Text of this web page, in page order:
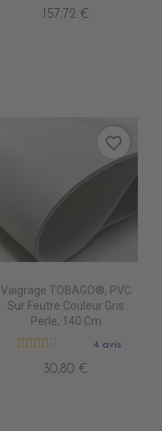
157,72 €
Vaigrage TOBAGO®, PVC
Sur Feutre Couleur Gris
Perle, 140 Cm
4 avis
30,80 €
favorite_border